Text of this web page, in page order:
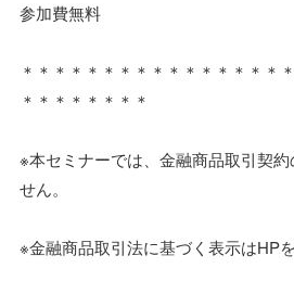
参加費無料
＊＊＊＊＊＊＊＊＊＊＊＊＊＊＊＊
＊＊＊＊＊＊＊＊
※本セミナーでは、金融商品取引契
せん。
※金融商品取引法に基づく表示はHP